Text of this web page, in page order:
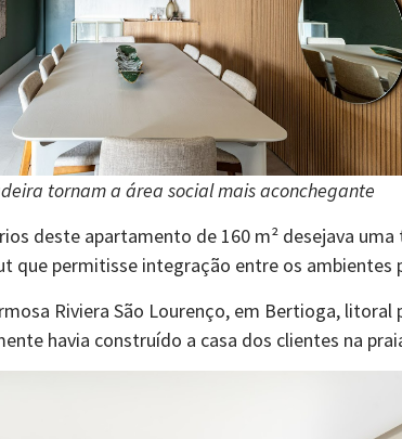
tornam a área social mais aconchegante
deste apartamento de 160 m² desejava
que permitisse integração entre os ambientes
Riviera São Lourenço, em Bertioga, litoral
havia construído a casa dos clientes na